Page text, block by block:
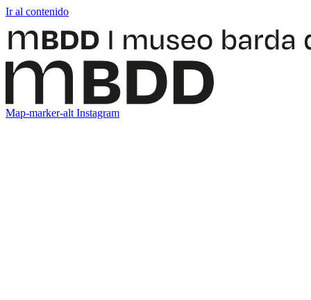
Ir al contenido
Map-marker-alt Instagram